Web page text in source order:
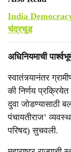
India
चंद्रचूड
अधिनियमाची
स्वातंत्र्यानंतर
की निर्णय
दुवा जोडण्यासाठी
पंचायतीराज’
परिषद) सुचवली.